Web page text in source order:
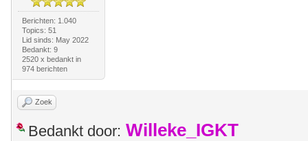
Berichten: 1.040
Topics: 51
Lid sinds: May 2022
Bedankt: 9
2520 x bedankt in
974 berichten
Zoek
Bedankt door: Willeke_IGKT